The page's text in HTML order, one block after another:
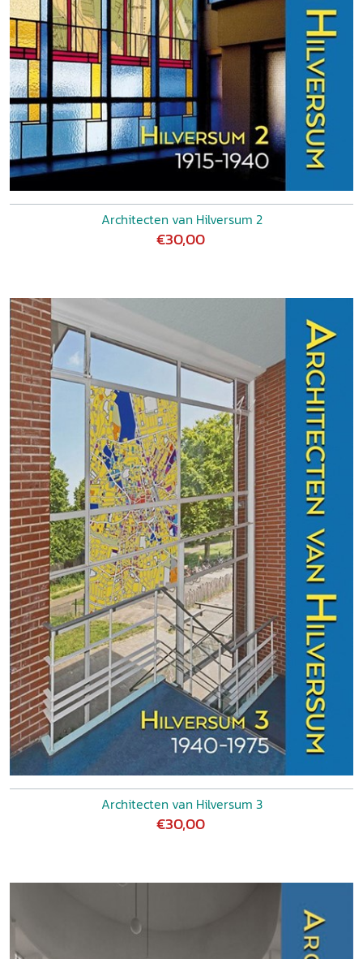
Architecten van Hilversum 2
€30,00
Architecten van Hilversum 3
€30,00